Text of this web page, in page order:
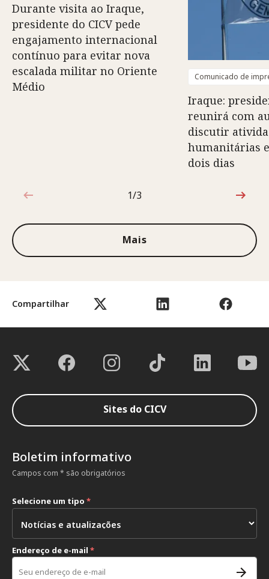
Compartilhar
Durante visita ao Iraque,
presidente do CICV pede
engajamento internacional
contínuo para evitar nova
escalada militar no Oriente
Médio
Comunicado de
Iraque:
reunirá com
discutir
humanitárias
dois dias
1 de 3
1/3
Mais
Sites do CICV
Boletim informativo
Campos com * são obrigatórios
Selecione um tipo *
Endereço de e-mail *